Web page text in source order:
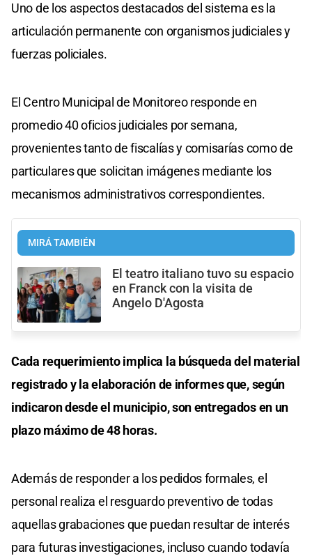
Uno de los aspectos destacados del sistema es la
articulación permanente con organismos judiciales y
fuerzas policiales.
El Centro Municipal de Monitoreo responde en
promedio 40 oficios judiciales por semana,
provenientes tanto de fiscalías y comisarías como de
particulares que solicitan imágenes mediante los
mecanismos administrativos correspondientes.
MIRÁ TAMBIÉN
El teatro italiano tuvo su espacio
en Franck con la visita de
Angelo D'Agosta
Cada requerimiento implica la búsqueda del material
registrado y la elaboración de informes que, según
indicaron desde el municipio, son entregados en un
plazo máximo de 48 horas.
Además de responder a los pedidos formales, el
personal realiza el resguardo preventivo de todas
aquellas grabaciones que puedan resultar de interés
para futuras investigaciones, incluso cuando todavía